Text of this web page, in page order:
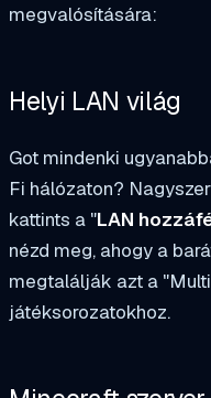
megvalósítására:
Helyi LAN világ
Got mindenki
Fi hálózaton?
kattints a "LAN
nézd meg, ahogy a
megtalálják azt a
játéksorozatokhoz.